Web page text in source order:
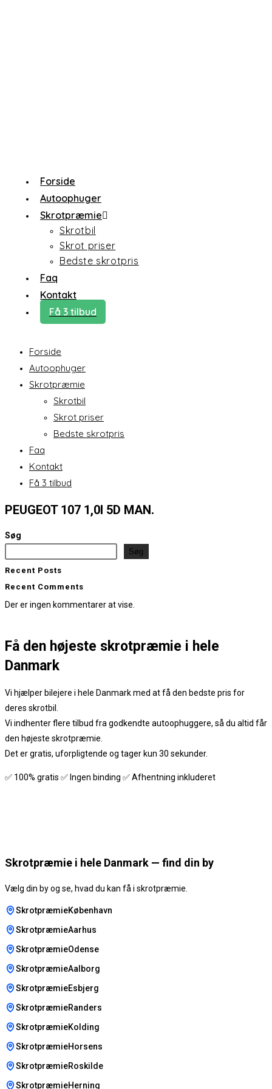
Forside
Autoophuger
Skrotpræmie
Skrotbil
Skrot priser
Bedste skrotpris
Faq
Kontakt
Få 3 tilbud
Forside
Autoophuger
Skrotpræmie
Skrotbil
Skrot priser
Bedste skrotpris
Faq
Kontakt
Få 3 tilbud
PEUGEOT 107 1,0I 5D MAN.
Søg
Søg
Recent Posts
Recent Comments
Der er ingen kommentarer at vise.
Få den højeste skrotpræmie i hele
Danmark
Vi hjælper bilejere i hele Danmark med at få den bedste pris for
deres skrotbil.
Vi indhenter flere tilbud fra godkendte autoophuggere, så du altid får
den højeste skrotpræmie.
Det er gratis, uforpligtende og tager kun 30 sekunder.
✅ 100% gratis ✅ Ingen binding ✅ Afhentning inkluderet
Skrotpræmie i hele Danmark — find din by
Vælg din by og se, hvad du kan få i skrotpræmie.
SkrotpræmieKøbenhavn
SkrotpræmieAarhus
SkrotpræmieOdense
SkrotpræmieAalborg
SkrotpræmieEsbjerg
SkrotpræmieRanders
SkrotpræmieKolding
SkrotpræmieHorsens
SkrotpræmieRoskilde
SkrotpræmieHerning